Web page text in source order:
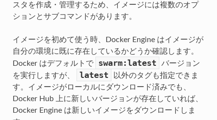
スタを作成・管理するため、イメージには複数のオプ
ションとサブコマンドがあります。
イメージを初めて使う時、Docker Engine はイメージが
自分の環境に既に存在しているかどうか確認します。
Docker はデフォルトで
swarm:latest
バージョン
を実行しますが、
latest
以外のタグも指定できま
す。イメージがローカルにダウンロード済みでも、
Docker Hub 上に新しいバージョンが存在していれば、
Docker Engine は新しいイメージをダウンロードしま